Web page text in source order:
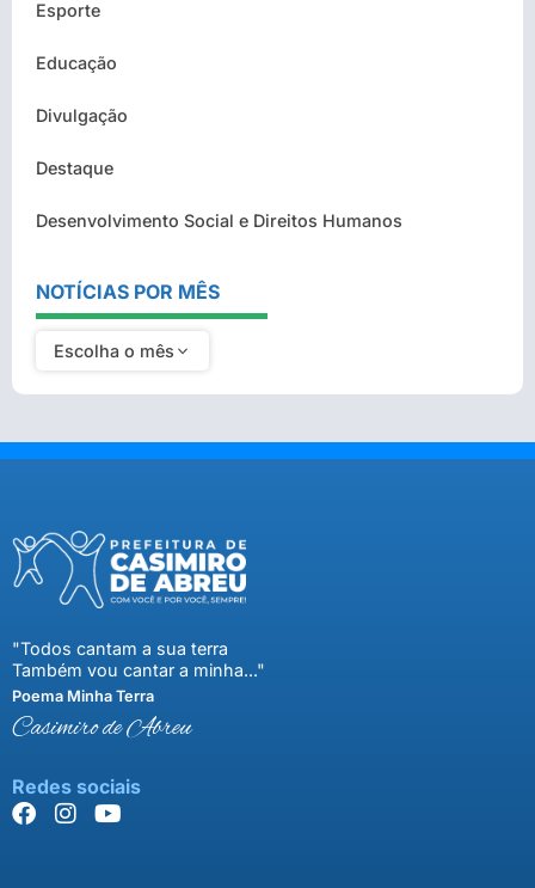
Esporte
Educação
Divulgação
Destaque
Desenvolvimento Social e Direitos Humanos
NOTÍCIAS POR MÊS
Escolha o mês
"Todos cantam a sua terra
Também vou cantar a minha..."
Poema Minha Terra
Casimiro de Abreu
Redes sociais